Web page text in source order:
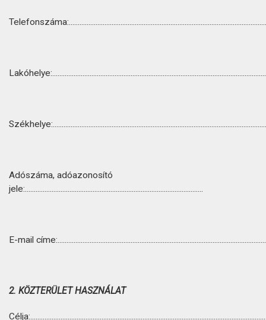
Adószáma, adóazonosító
jele:....................................................................................................
E-mail
2. KÖZTERÜLET HASZNÁLAT